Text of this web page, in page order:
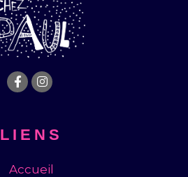
LIENS
Accueil